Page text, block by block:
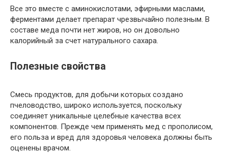
Все это вместе с аминокислотами, эфирными маслами,
ферментами делает препарат чрезвычайно полезным. В
составе меда почти нет жиров, но он довольно
калорийный за счет натурального сахара.
Полезные свойства
Смесь продуктов, для добычи которых создано
пчеловодство, широко используется, поскольку
соединяет уникальные целебные качества всех
компонентов. Прежде чем применять мед с прополисом,
его польза и вред для здоровья человека должны быть
оценены врачом.